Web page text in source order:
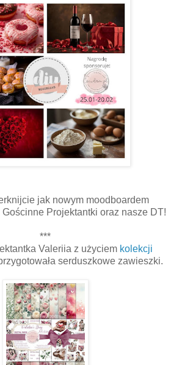
jak nowym moodboardem
Gościnne Projektantki oraz nasze DT!
***
Valeriia z użyciem kolekcji
serduszkowe zawieszki.